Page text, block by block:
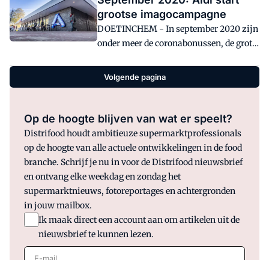
grote recall van sesamproducten en de
coronasneltests van Jumbo in het
nieuws.
grootse imagocampagne
DOETINCHEM - In september 2020 zijn
onder meer de coronabonussen, de grote
Picnic van Superunie naar Edeka in het
nieuws.
Volgende pagina
Op de hoogte blijven van wat er speelt?
Distrifood houdt ambitieuze supermarktprofessionals
op de hoogte van alle actuele ontwikkelingen in de food
branche. Schrijf je nu in voor de Distrifood nieuwsbrief
en ontvang elke weekdag en zondag het
supermarktnieuws, fotoreportages en achtergronden
in jouw mailbox.
Ik maak direct een account aan om artikelen uit de
nieuwsbrief te kunnen lezen.
E-mail